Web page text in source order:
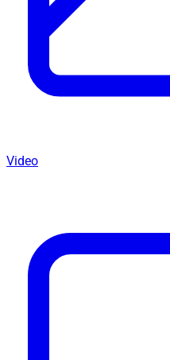
Video